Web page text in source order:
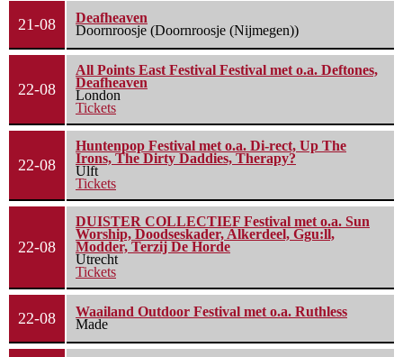
21-08
Deafheaven
Doornroosje (Doornroosje (Nijmegen))
22-08
All Points East Festival Festival met o.a. Deftones,
Deafheaven
London
Tickets
22-08
Huntenpop Festival met o.a. Di-rect, Up The
Irons, The Dirty Daddies, Therapy?
Ulft
Tickets
22-08
DUISTER COLLECTIEF Festival met o.a. Sun
Worship, Doodseskader, Alkerdeel, Ggu:ll,
Modder, Terzij De Horde
Utrecht
Tickets
22-08
Waailand Outdoor Festival met o.a. Ruthless
Made